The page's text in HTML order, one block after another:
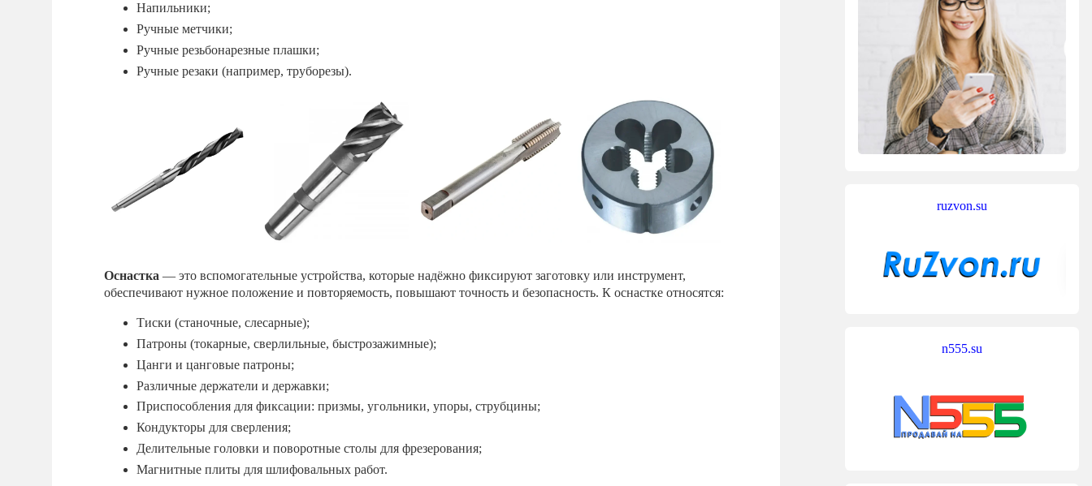
Напильники;
Ручные метчики;
Ручные резьбонарезные плашки;
Ручные резаки (например, труборезы).
Оснастка — это вспомогательные устройства, которые надёжно фиксируют заготовку или инструмент,
обеспечивают нужное положение и повторяемость, повышают точность и безопасность. К оснастке относятся:
Тиски (станочные, слесарные);
Патроны (токарные, сверлильные, быстрозажимные);
Цанги и цанговые патроны;
Различные держатели и державки;
Приспособления для фиксации: призмы, угольники, упоры, струбцины;
Кондукторы для сверления;
Делительные головки и поворотные столы для фрезерования;
Магнитные плиты для шлифовальных работ.
ruzvon.su
n555.su